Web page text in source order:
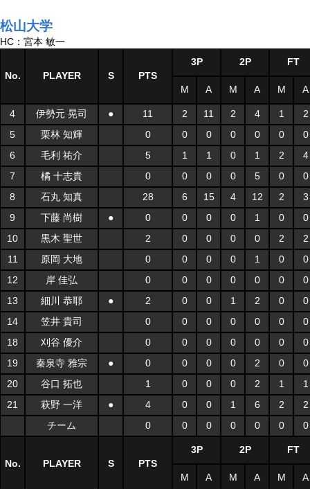
松山大学
HC：宮本 敏一
No. PLAYER S PTS
3P 2P FT
M A M A M A
4 伊勢元 晃司 ● 11 2 11 2 4 1
2
5
栗林 知輝 0 0 0 0 0 0
0
6
毛利 祐介 5 1 1 0 1 2
4
7
橘 十志貴 0 0 0 0 5 0
0
8
石丸 知真 28 6 15 4 12 2
3
9
下藤 尚樹 ● 0 0 0 0 1 0
0
10
黒木 聖世 2 0 0 0 0 2
2
11
原岡 大地 0 0 0 0 1 0
0
12
岸 佳弘 0 0 0 0 0 0
0
13
細川 恭耶 ● 2 0 0 1 2 0
0
14
笠井 貴司 0 0 0 0 0 0
0
18
刈谷 優介 0 0 0 0 0 0
0
19
秦泉寺 雅宗 ● 0 0 0 0 2 0
0
20
谷口 拓也 1 0 0 0 2 1
1
21
萩野 一洋 ● 4 0 0 1 6 2
2
チーム
0 0 0 0 0 0 0
No. PLAYER S PTS
3P 2P FT
M A M A M A